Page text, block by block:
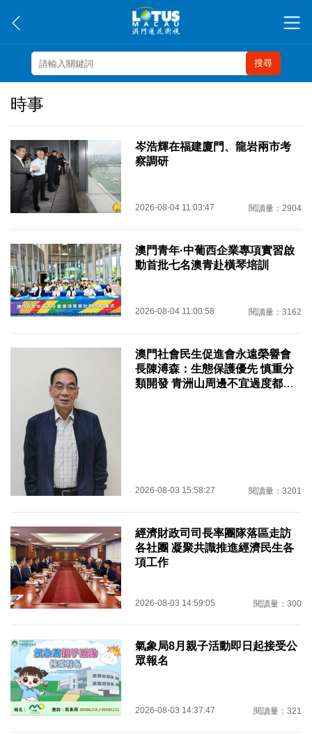
搜尋
時事
岑浩輝在福建廈門、龍岩兩市考
察調研
2026-08-04 11:03:47 閱讀量：2904
澳門青年·中葡西企業專項實習啟
動首批七名澳青赴橫琴培訓
2026-08-04 11:00:58 閱讀量：3162
澳門社會民生促進會永遠榮譽會
長陳溥森：生態保護優先 慎重分
類開發 青洲山周邊不宜過度都市
2026-08-03 15:58:27 閱讀量：3201
經濟財政司司長率團隊落區走訪
各社團 凝聚共識推進經濟民生各
項工作
2026-08-03 14:59:05 閱讀量：300
氣象局8月親子活動即日起接受公
眾報名
2026-08-03 14:37:47 閱讀量：321